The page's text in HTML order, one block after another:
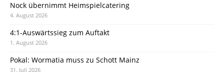
Nock übernimmt Heimspielcatering
4. August 2026
4:1-Auswärtssieg zum Auftakt
1. August 2026
Pokal: Wormatia muss zu Schott Mainz
31. Juli 2026